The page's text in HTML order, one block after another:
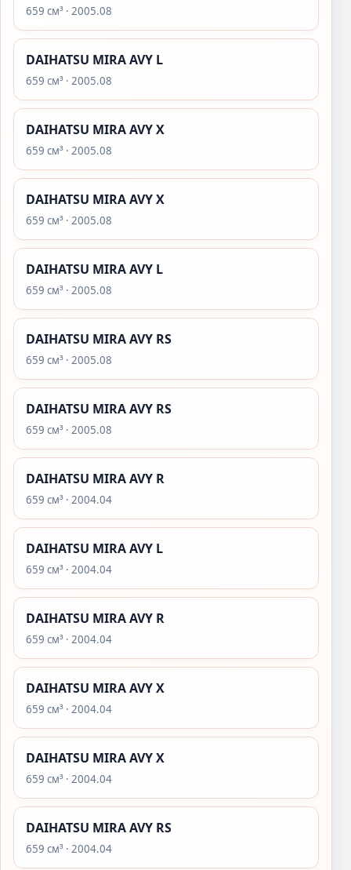
659 см³ · 2005.08
DAIHATSU MIRA AVY L
659 см³ · 2005.08
DAIHATSU MIRA AVY X
659 см³ · 2005.08
DAIHATSU MIRA AVY X
659 см³ · 2005.08
DAIHATSU MIRA AVY L
659 см³ · 2005.08
DAIHATSU MIRA AVY RS
659 см³ · 2005.08
DAIHATSU MIRA AVY RS
659 см³ · 2005.08
DAIHATSU MIRA AVY R
659 см³ · 2004.04
DAIHATSU MIRA AVY L
659 см³ · 2004.04
DAIHATSU MIRA AVY R
659 см³ · 2004.04
DAIHATSU MIRA AVY X
659 см³ · 2004.04
DAIHATSU MIRA AVY X
659 см³ · 2004.04
DAIHATSU MIRA AVY RS
659 см³ · 2004.04